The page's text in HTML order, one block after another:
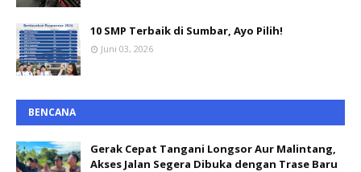
10 SMP Terbaik di Sumbar, Ayo Pilih!
Juni 03, 2026
BENCANA
Gerak Cepat Tangani Longsor Aur Malintang,
Akses Jalan Segera Dibuka dengan Trase Baru